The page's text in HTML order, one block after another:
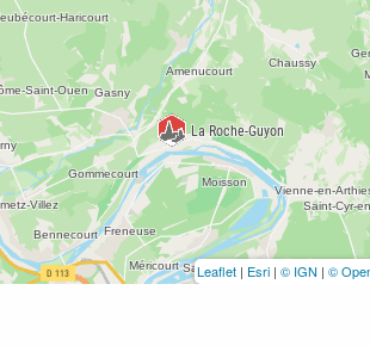
Leaflet | Esri | © IGN | ©